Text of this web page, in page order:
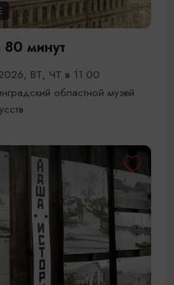
минут
ВТ, ЧТ в 11:00
областной музей